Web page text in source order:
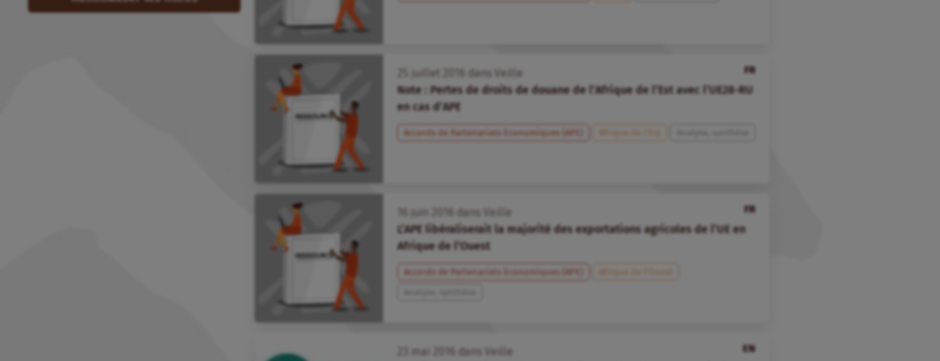
FR
juillet dans
Veille
Note : Pertes de droits de douane de l’Afrique de l’Est avec l’UE28-RU
en cas d’APE
Accords de Partenariats Economiques (APE) Afrique de l’Est
FR
juin dans
Veille
L’APE libéraliserait la majorité des exportations agricoles de l’UE en
Afrique de l’Ouest
Accords de Partenariats Economiques (APE)
Afrique de l’Ouest
EN
mai dans
Veille